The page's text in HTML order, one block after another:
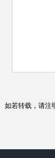
如若转载，请注